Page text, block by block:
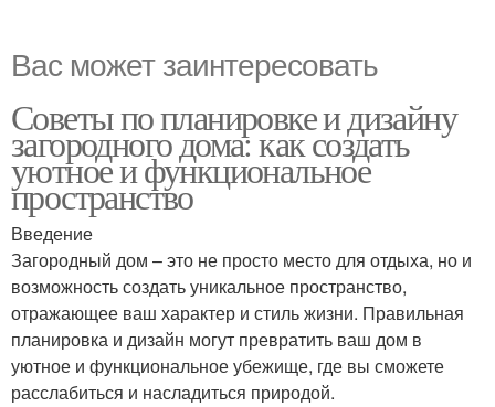
Вас может заинтересовать
Советы по планировке и дизайну
загородного дома: как создать
уютное и функциональное
пространство
Введение
Загородный дом – это не просто место для отдыха, но и
возможность создать уникальное пространство,
отражающее ваш характер и стиль жизни. Правильная
планировка и дизайн могут превратить ваш дом в
уютное и функциональное убежище, где вы сможете
расслабиться и насладиться природой.